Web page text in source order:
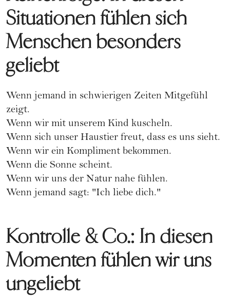
Situationen fühlen sich
Menschen besonders
geliebt
Wenn jemand in schwierigen Zeiten Mitgefühl
zeigt.
Wenn wir mit unserem Kind kuscheln.
Wenn sich unser Haustier freut, dass es uns sieht.
Wenn wir ein Kompliment bekommen.
Wenn die Sonne scheint.
Wenn wir uns der Natur nahe fühlen.
Wenn jemand sagt: "Ich liebe dich."
Kontrolle & Co.: In diesen
Momenten fühlen wir uns
ungeliebt